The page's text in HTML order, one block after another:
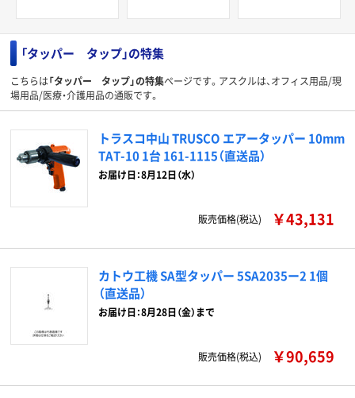
「タッパー タップ」の特集
こちらは「タッパー タップ」の特集ページです。アスクルは、オフィス用品/現
場用品/医療・介護用品の通販です。
トラスコ中山 TRUSCO エアータッパー 10mm
TAT-10 1台 161-1115（直送品）
お届け日：8月12日（水）
販売価格(税込) ￥43,131
カトウ工機 SA型タッパー 5SA2035ー2 1個
（直送品）
お届け日：8月28日（金）まで
販売価格(税込) ￥90,659